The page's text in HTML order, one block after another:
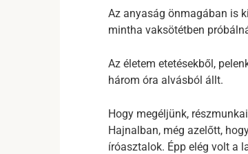
Az anyaság önmagában is
mintha vaksötétben
Az életem etetésekből,
három óra alvásból állt.
Hogy megéljünk,
Hajnalban, még azelőtt,
íróasztalok. Épp elég volt a